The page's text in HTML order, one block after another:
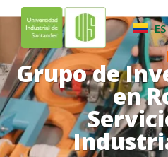
ES
Grupo de
en